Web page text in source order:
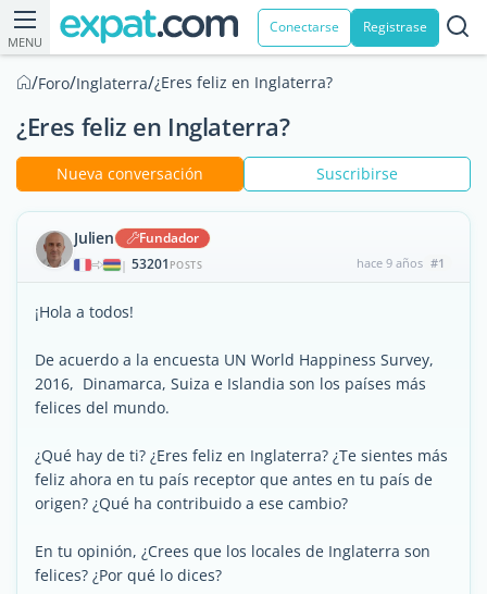
MENU
Conectarse Registrase
/Foro/Inglaterra/¿Eres feliz en Inglaterra?
¿Eres feliz en Inglaterra?
Nueva conversación Suscribirse
Julien Fundador
| 53201 POSTS hace 9 años #1
¡Hola a todos!
De acuerdo a la encuesta UN World Happiness Survey,
2016, Dinamarca, Suiza e Islandia son los países más
felices del mundo.
¿Qué hay de ti? ¿Eres feliz en Inglaterra? ¿Te sientes más
feliz ahora en tu país receptor que antes en tu país de
origen? ¿Qué ha contribuido a ese cambio?
En tu opinión, ¿Crees que los locales de Inglaterra son
felices? ¿Por qué lo dices?